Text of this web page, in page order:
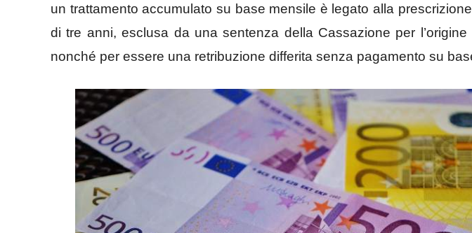
un trattamento accumulato su base mensile è legato alla
di tre anni, esclusa da una sentenza della Cassazione per
nonché per essere una retribuzione differita senza pagamento su